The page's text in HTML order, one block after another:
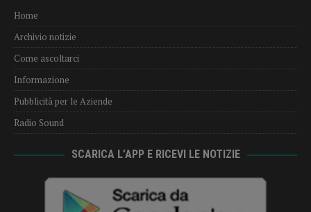
Home
Archivio notizie
Come ascoltarci
Informazione
Pubblicità per le Aziende
Radio Sound
SCARICA L’APP E RICEVI LE NOTIZIE